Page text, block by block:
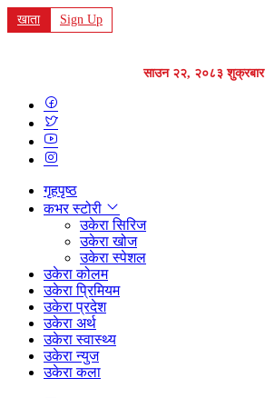
खाता Sign Up
साउन २२, २०८३ शुक्रबार
गृहपृष्ठ
कभर स्टोरी
उकेरा सिरिज
उकेरा खोज
उकेरा स्पेशल
उकेरा कोलम
उकेरा प्रिमियम
उकेरा प्रदेश
उकेरा अर्थ
उकेरा स्वास्थ्य
उकेरा न्युज
उकेरा कला